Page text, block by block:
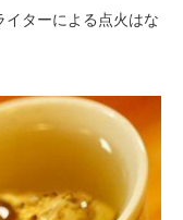
イターによる点火はな